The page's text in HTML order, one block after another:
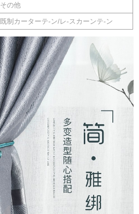
その他
既制カーターテ-ン/レ-スカーンテ-ン